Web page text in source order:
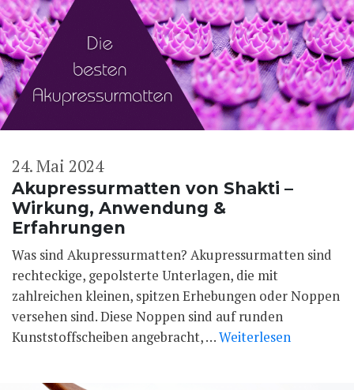
Akupressurmatten von Shakti –
Wirkung, Anwendung &
Erfahrungen
24. Mai 2024
Was sind Akupressurmatten? Akupressurmatten sind
rechteckige, gepolsterte Unterlagen, die mit
zahlreichen kleinen, spitzen Erhebungen oder Noppen
versehen sind. Diese Noppen sind auf runden
Kunststoffscheiben angebracht, …Weiterlesen